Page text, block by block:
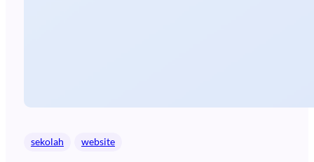
sekolah website